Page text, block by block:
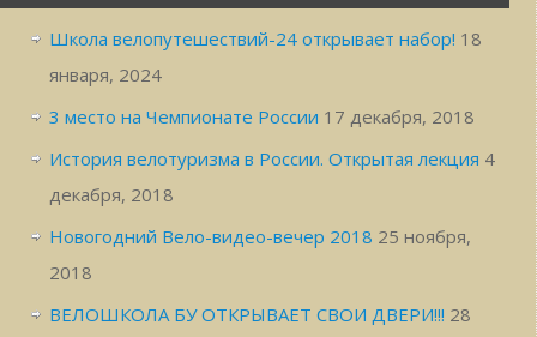
Школа велопутешествий-24 открывает набор! 18
января, 2024
3 место на Чемпионате России 17 декабря, 2018
История велотуризма в России. Открытая лекция 4
декабря, 2018
Новогодний Вело-видео-вечер 2018 25 ноября,
2018
ВЕЛОШКОЛА БУ ОТКРЫВАЕТ СВОИ ДВЕРИ!!! 28